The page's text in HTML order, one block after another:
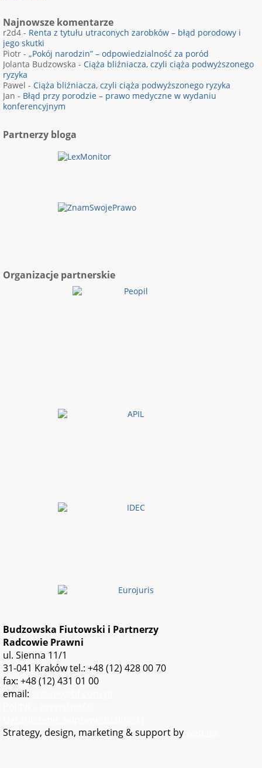
Najnowsze komentarze
r2d4 - Renta z tytułu utraconych zarobków – błąd porodowy i
jego skutki
Piotr - „Pokój narodzin” – odpowiedzialność za poród
Jolanta Budzowska - Ciąża bliźniacza, czyli ciąża podwyższonego
ryzyka
Pawel - Ciąża bliźniacza, czyli ciąża podwyższonego ryzyka
Jan - Błąd przy porodzie – prawo medyczne w wydaniu
konferencyjnym
Partnerzy bloga
Organizacje partnerskie
Budzowska Fiutowski i Partnerzy
Radcowie Prawni
ul. Sienna 11/1
31-041 Krakówtel.: +48 (12) 428 00 70
fax: +48 (12) 431 01 00
email:
Strategy, design, marketing & support by